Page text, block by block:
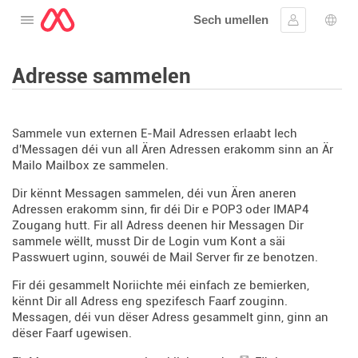
Oppen de Menü
Sech umellen
Umellen
Adresse sammelen
Sammele vun externen E-Mail Adressen erlaabt Iech
d'Messagen déi vun all Ären Adressen erakomm sinn an Är
Mailo Mailbox ze sammelen.
Dir kënnt Messagen sammelen, déi vun Ären aneren
Adressen erakomm sinn, fir déi Dir e POP3 oder IMAP4
Zougang hutt. Fir all Adress deenen hir Messagen Dir
sammele wëllt, musst Dir de Login vum Kont a säi
Passwuert uginn, souwéi de Mail Server fir ze benotzen.
Fir déi gesammelt Noriichte méi einfach ze bemierken,
kënnt Dir all Adress eng spezifesch Faarf zouginn.
Messagen, déi vun dëser Adress gesammelt ginn, ginn an
dëser Faarf ugewisen.